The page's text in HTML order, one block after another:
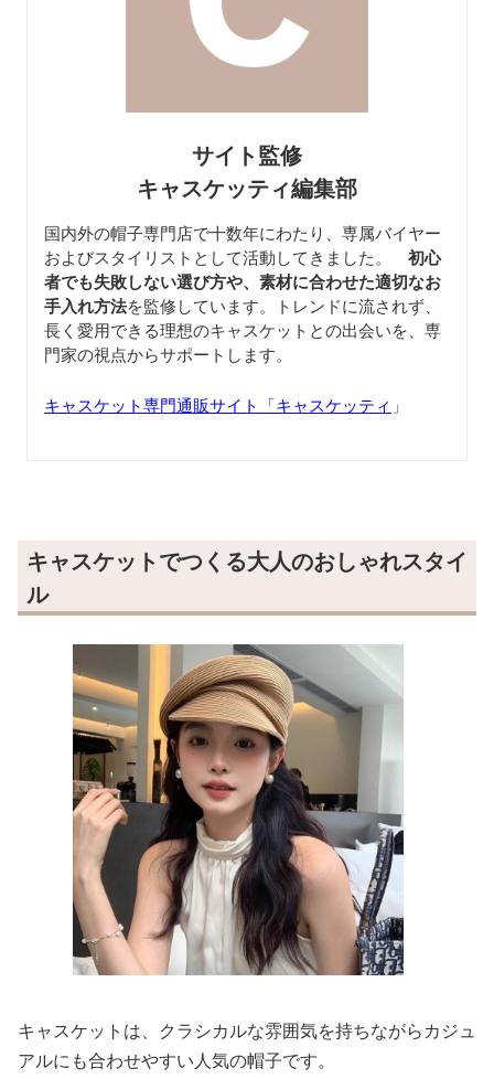
サイト監修
キャスケッティ編集部
国内外の帽子専門店で十数年にわたり、専属バイヤー
およびスタイリストとして活動してきました。
初心
者でも失敗しない選び方や、素材に合わせた適切なお
手入れ方法を監修しています。トレンドに流されず、
長く愛用できる理想のキャスケットとの出会いを、専
門家の視点からサポートします。
キャスケット専門通販サイト「キャスケッティ 」
キャスケットでつくる大人のおしゃれスタイ
ル
キャスケットは、クラシカルな雰囲気を持ちながらカジュ
アルにも合わせやすい人気の帽子です。